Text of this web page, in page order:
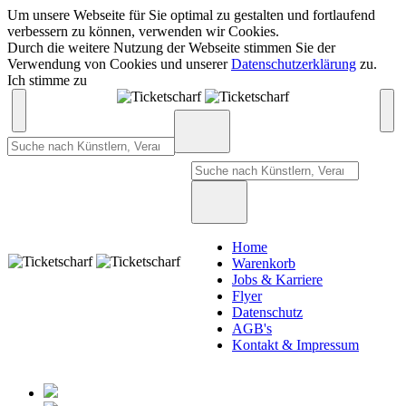
Um unsere Webseite für Sie optimal zu gestalten und fortlaufend
verbessern zu können, verwenden wir Cookies.
Durch die weitere Nutzung der Webseite stimmen Sie der
Verwendung von Cookies und unsererDatenschutzerklärung zu.
Ich stimme zu
Home
Warenkorb
Jobs & Karriere
Flyer
Datenschutz
AGB's
Kontakt & Impressum